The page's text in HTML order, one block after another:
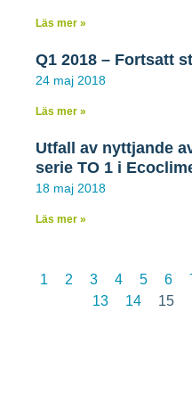
Läs mer »
Q1 2018 – Fortsatt
24 maj 2018
Läs mer »
Utfall av nyttjande
serie TO 1 i
18 maj 2018
Läs mer »
1 2 3 4 5 6
13
14 15
Till följd av
affärssegmenten
Ecoclime beslutat att
affärsutveckling inom
ledas av affärschefer
LÄS MER »